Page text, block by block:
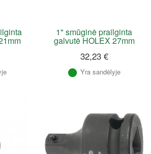
1" smūginė prailginta
galvutė HOLEX 27mm
32,23 €
Yra sandėlyje